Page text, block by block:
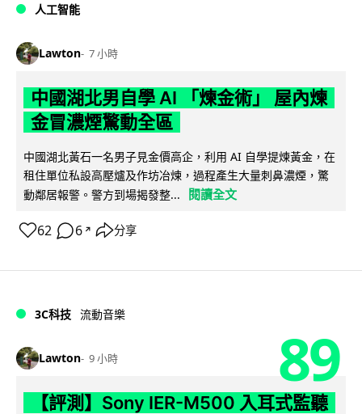
人工智能
Lawton 7 小時
中國湖北男自學 AI 「煉金術」 屋內煉
金冒濃煙驚動全區
中國湖北黃石一名男子見金價高企，利用 AI 自學提煉黃金，在
租住單位私設高壓爐及作坊冶煉，過程產生大量刺鼻濃煙，驚
動鄰居報警。警方到場揭發整...
閱讀全文
62 6 ↗ 分享
3C科技 流動音樂
Lawton 9 小時 89
【評測】Sony IER-M500 入耳式監聽